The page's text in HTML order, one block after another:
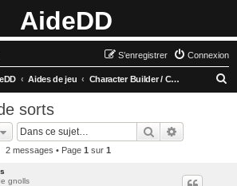
AideDD
Connexion
S’enregistrer
Aides de jeu Character Builder / Character Creator
sorts
Rechercher
2 messages • Page 1 sur 1
gnolls